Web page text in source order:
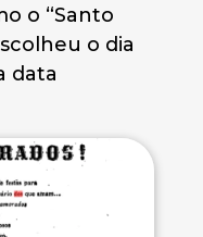
o “Santo
o dia
data